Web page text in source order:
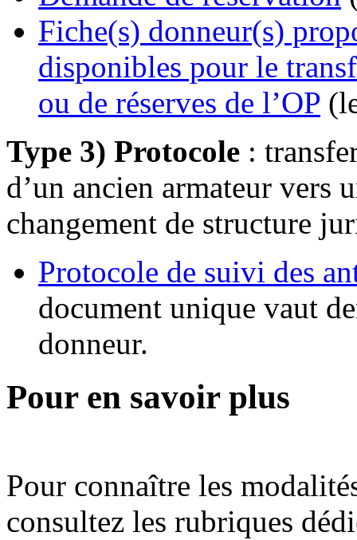
Fiche(s) donneur(s)
disponibles pour le
ou de réserves de l’OP
Type 3) Protocole :
d’un ancien armateur vers
changement de structure
Protocole de suivi des
document unique vaut
donneur.
Pour en savoir plus
Pour connaître les
consultez les rubriques